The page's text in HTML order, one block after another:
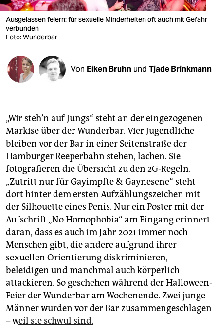
verlag
veranstaltungen
fragen & hilfe
genossenschaft
epaper login
Ausgelassen feiern: für sexuelle Minderheiten oft auch mit Gefahr
verbunden
Foto: Wunderbar
Von Eiken Bruhn und Tjade Brinkmann
„Wir steh’n auf Jungs“ steht an der eingezogenen
Markise über der Wunderbar. Vier Jugendliche
bleiben vor der Bar in einer Seitenstraße der
Hamburger Reeperbahn stehen, lachen. Sie
fotografieren die Übersicht zu den 2G-Regeln.
„Zutritt nur für Gayimpfte & Gaynesene“ steht
dort hinter dem ersten Aufzählungszeichen mit
der Silhouette eines Penis. Nur ein Poster mit der
Aufschrift „No Homophobia“ am Eingang erinnert
daran, dass es auch im Jahr 2021 immer noch
Menschen gibt, die andere aufgrund ihrer
sexuellen Orientierung diskriminieren,
beleidigen und manchmal auch körperlich
attackieren. So geschehen während der Halloween-
Feier der Wunderbar am Wochenende. Zwei junge
Männer wurden vor der Bar zusammengeschlagen
– weil sie schwul sind.